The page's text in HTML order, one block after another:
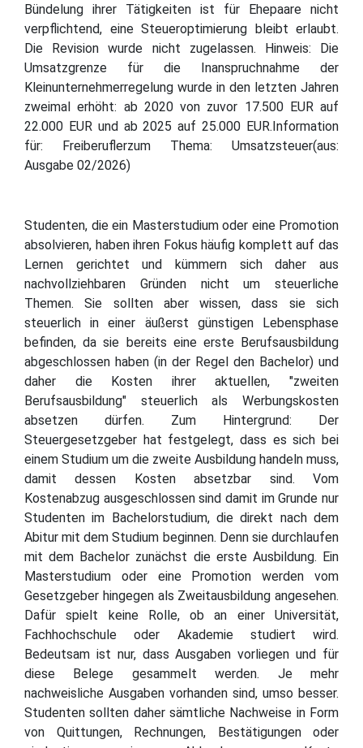
Bündelung ihrer Tätigkeiten ist für Ehepaare nicht
verpflichtend, eine Steueroptimierung bleibt erlaubt.
Die Revision wurde nicht zugelassen. Hinweis: Die
Umsatzgrenze für die Inanspruchnahme der
Kleinunternehmerregelung wurde in den letzten Jahren
zweimal erhöht: ab 2020 von zuvor 17.500 EUR auf
22.000 EUR und ab 2025 auf 25.000 EUR.Information
für: Freiberuflerzum Thema: Umsatzsteuer(aus:
Ausgabe 02/2026)
Studenten, die ein Masterstudium oder eine Promotion
absolvieren, haben ihren Fokus häufig komplett auf das
Lernen gerichtet und kümmern sich daher aus
nachvollziehbaren Gründen nicht um steuerliche
Themen. Sie sollten aber wissen, dass sie sich
steuerlich in einer äußerst günstigen Lebensphase
befinden, da sie bereits eine erste Berufsausbildung
abgeschlossen haben (in der Regel den Bachelor) und
daher die Kosten ihrer aktuellen, "zweiten
Berufsausbildung" steuerlich als Werbungskosten
absetzen dürfen. Zum Hintergrund: Der
Steuergesetzgeber hat festgelegt, dass es sich bei
einem Studium um die zweite Ausbildung handeln muss,
damit dessen Kosten absetzbar sind. Vom
Kostenabzug ausgeschlossen sind damit im Grunde nur
Studenten im Bachelorstudium, die direkt nach dem
Abitur mit dem Studium beginnen. Denn sie durchlaufen
mit dem Bachelor zunächst die erste Ausbildung. Ein
Masterstudium oder eine Promotion werden vom
Gesetzgeber hingegen als Zweitausbildung angesehen.
Dafür spielt keine Rolle, ob an einer Universität,
Fachhochschule oder Akademie studiert wird.
Bedeutsam ist nur, dass Ausgaben vorliegen und für
diese Belege gesammelt werden. Je mehr
nachweisliche Ausgaben vorhanden sind, umso besser.
Studenten sollten daher sämtliche Nachweise in Form
von Quittungen, Rechnungen, Bestätigungen oder